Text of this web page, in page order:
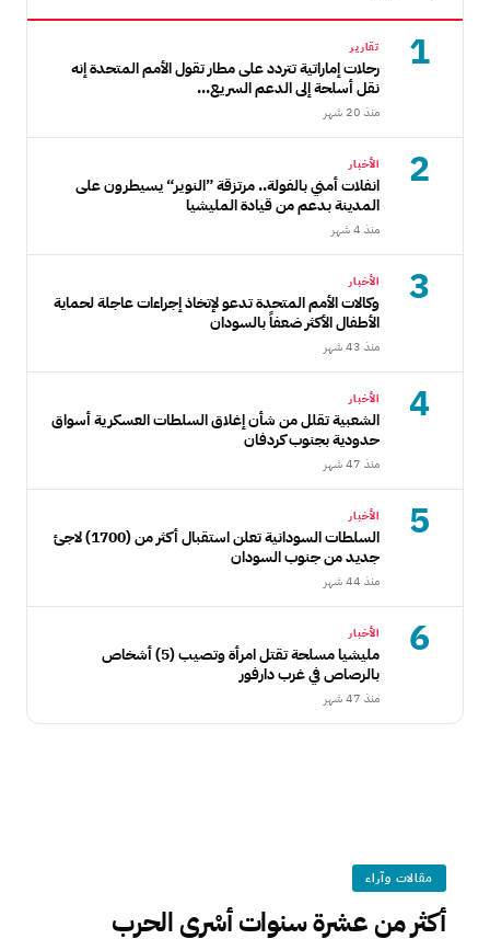
1 تقارير
رحلات إماراتية تتردد على مطار تقول الأمم المتحدة إنه
نقل أسلحة إلى الدعم السريع...
منذ 20 شهر
2 الأخبار
انفلات أمني بالفولة.. مرتزقة ”النوير“ يسيطرون على
المدينة بدعم من قيادة المليشيا
منذ 4 شهر
3 الأخبار
وكالات الأمم المتحدة تدعو لإتخاذ إجراءات عاجلة لحماية
الأطفال الأكثر ضعفاً بالسودان
منذ 43 شهر
4 الأخبار
الشعبية تقلل من شأن إغلاق السلطات العسكرية أسواق
حدودية بجنوب كردفان
منذ 47 شهر
5 الأخبار
السلطات السودانية تعلن استقبال أكثر من (1700) لاجئ
جديد من جنوب السودان
منذ 44 شهر
6 الأخبار
مليشيا مسلحة تقتل امرأة وتصيب (5) أشخاص
بالرصاص في غرب دارفور
منذ 47 شهر
مقالات وآراء
أكثر من عشرة سنوات أسْرى الحرب